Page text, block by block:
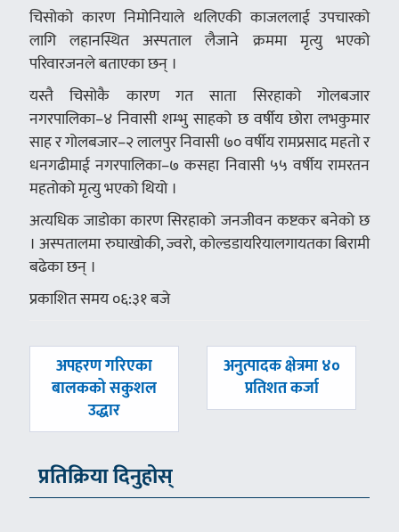
चिसोको कारण निमोनियाले थलिएकी काजललाई उपचारको
लागि लहानस्थित अस्पताल लैजाने क्रममा मृत्यु भएको
परिवारजनले बताएका छन् ।
यस्तै चिसोकै कारण गत साता सिरहाको गोलबजार
नगरपालिका–४ निवासी शम्भु साहको छ वर्षीय छोरा लभकुमार
साह र गोलबजार–२ लालपुर निवासी ७० वर्षीय रामप्रसाद महतो र
धनगढीमाई नगरपालिका–७ कसहा निवासी ५५ वर्षीय रामरतन
महतोको मृत्यु भएको थियो ।
अत्यधिक जाडोका कारण सिरहाको जनजीवन कष्टकर बनेको छ
। अस्पतालमा रुघाखोकी, ज्वरो, कोल्डडायरियालगायतका बिरामी
बढेका छन् ।
प्रकाशित समय ०६:३१ बजे
पछिल्लाे
-
अपहरण गरिएका
बालकको सकुशल
उद्धार
अघिल्लाे
अनुत्पादक क्षेत्रमा ४०
प्रतिशत कर्जा
प्रतिक्रिया दिनुहोस्